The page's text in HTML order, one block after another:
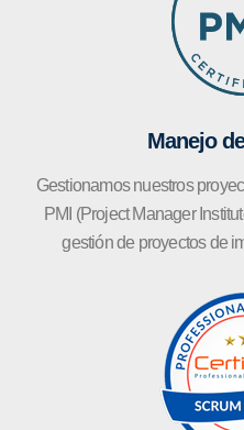
Manejo
Gestionamos nuestros
PMI (Project Manager
gestión de proyectos de